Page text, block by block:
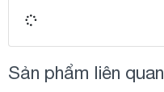
Sản phẩm liên quan